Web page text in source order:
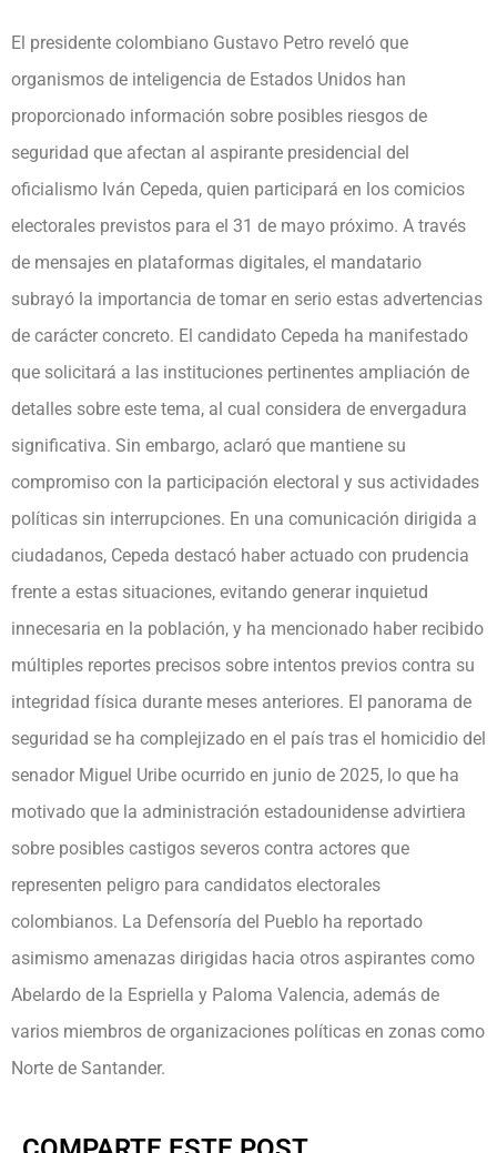
El presidente colombiano Gustavo Petro reveló que
organismos de inteligencia de Estados Unidos han
proporcionado información sobre posibles riesgos de
seguridad que afectan al aspirante presidencial del
oficialismo Iván Cepeda, quien participará en los comicios
electorales previstos para el 31 de mayo próximo. A través
de mensajes en plataformas digitales, el mandatario
subrayó la importancia de tomar en serio estas advertencias
de carácter concreto. El candidato Cepeda ha manifestado
que solicitará a las instituciones pertinentes ampliación de
detalles sobre este tema, al cual considera de envergadura
significativa. Sin embargo, aclaró que mantiene su
compromiso con la participación electoral y sus actividades
políticas sin interrupciones. En una comunicación dirigida a
ciudadanos, Cepeda destacó haber actuado con prudencia
frente a estas situaciones, evitando generar inquietud
innecesaria en la población, y ha mencionado haber recibido
múltiples reportes precisos sobre intentos previos contra su
integridad física durante meses anteriores. El panorama de
seguridad se ha complejizado en el país tras el homicidio del
senador Miguel Uribe ocurrido en junio de 2025, lo que ha
motivado que la administración estadounidense advirtiera
sobre posibles castigos severos contra actores que
representen peligro para candidatos electorales
colombianos. La Defensoría del Pueblo ha reportado
asimismo amenazas dirigidas hacia otros aspirantes como
Abelardo de la Espriella y Paloma Valencia, además de
varios miembros de organizaciones políticas en zonas como
Norte de Santander.